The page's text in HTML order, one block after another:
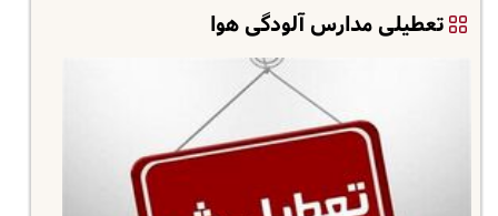
تعطیلی مدارس آلودگی هوا